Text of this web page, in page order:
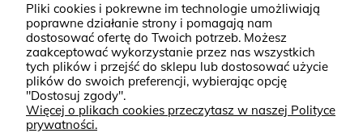
ul. Jana Styki 12
64-920 Piła
kontakt@babyboutik.pl
795 574 638
Pliki cookies i pokrewne im technologie umożliwiają
poprawne działanie strony i pomagają nam
dostosować ofertę do Twoich potrzeb. Możesz
zaakceptować wykorzystanie przez nas wszystkich
tych plików i przejść do sklepu lub dostosować użycie
plików do swoich preferencji, wybierając opcję
"Dostosuj zgody".
Więcej o plikach cookies przeczytasz w naszej Polityce
prywatności.